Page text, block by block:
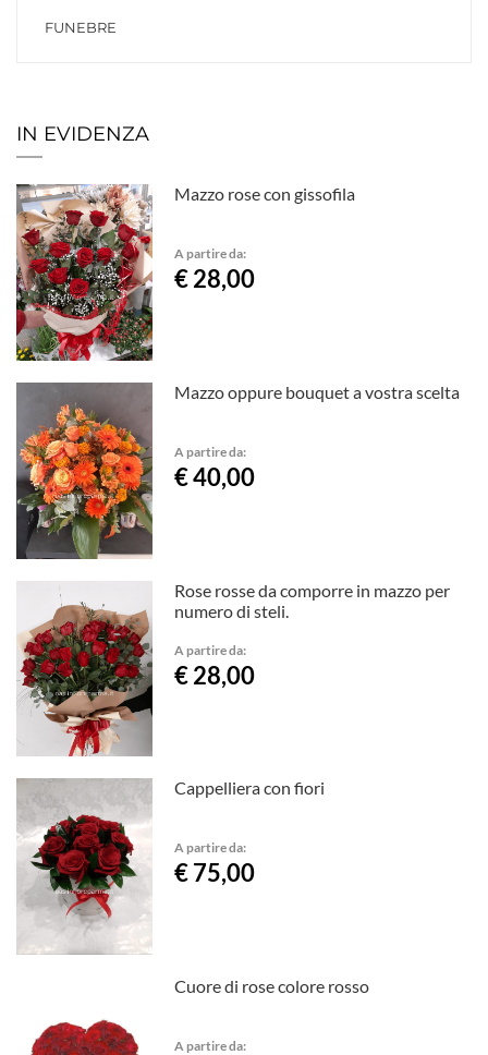
FUNEBRE
IN EVIDENZA
Mazzo rose con gissofila
A partire da:
€ 28,00
Mazzo oppure bouquet a vostra scelta
A partire da:
€ 40,00
Rose rosse da comporre in mazzo per
numero di steli.
A partire da:
€ 28,00
Cappelliera con fiori
A partire da:
€ 75,00
Cuore di rose colore rosso
A partire da: